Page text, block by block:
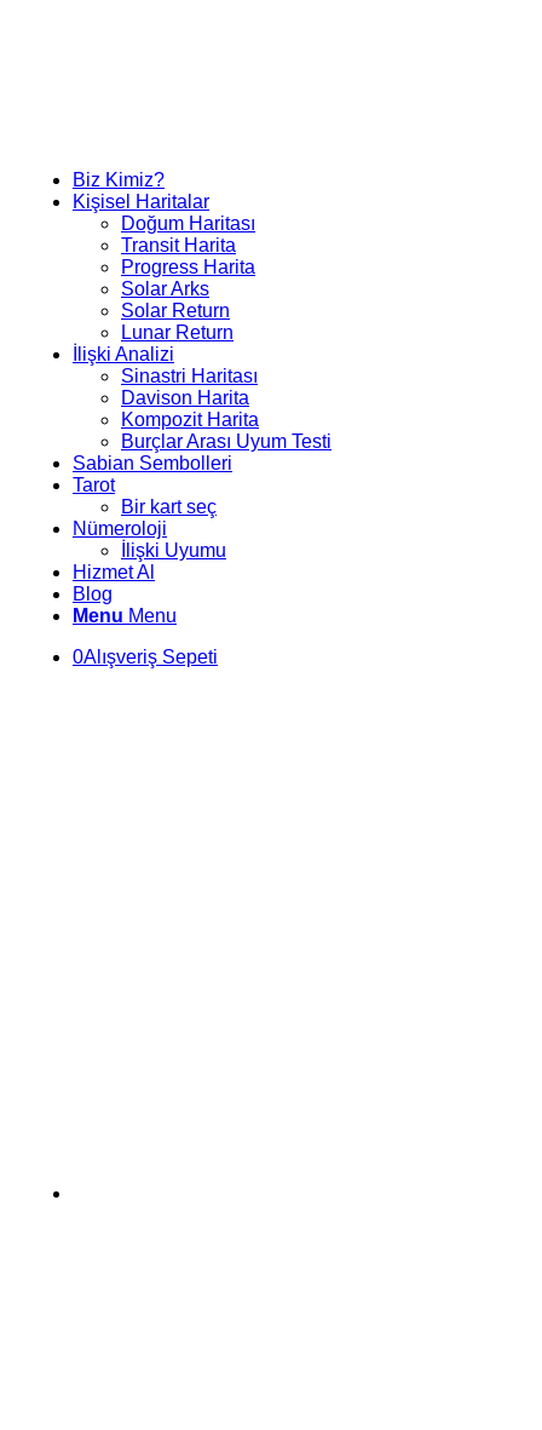
Biz Kimiz?
Kişisel Haritalar
Doğum Haritası
Transit Harita
Progress Harita
Solar Arks
Solar Return
Lunar Return
İlişki Analizi
Sinastri Haritası
Davison Harita
Kompozit Harita
Burçlar Arası Uyum Testi
Sabian Sembolleri
Tarot
Bir kart seç
Nümeroloji
İlişki Uyumu
Hizmet Al
Blog
Menu Menu
0Alışveriş Sepeti